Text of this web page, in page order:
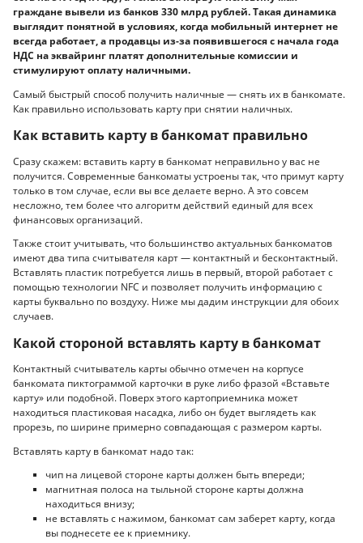
граждане вывели из банков 330 млрд рублей. Такая динамика
выглядит понятной в условиях, когда мобильный интернет не
всегда работает, а продавцы из-за появившегося с начала года
НДС на эквайринг платят дополнительные комиссии и
стимулируют оплату наличными.
Самый быстрый способ получить наличные — снять их в банкомате.
Как правильно использовать карту при снятии наличных.
Как вставить карту в банкомат правильно
Сразу скажем: вставить карту в банкомат неправильно у вас не
получится. Современные банкоматы устроены так, что примут карту
только в том случае, если вы все делаете верно. А это совсем
несложно, тем более что алгоритм действий единый для всех
финансовых организаций.
Также стоит учитывать, что большинство актуальных банкоматов
имеют два типа считывателя карт — контактный и бесконтактный.
Вставлять пластик потребуется лишь в первый, второй работает с
помощью технологии NFC и позволяет получить информацию с
карты буквально по воздуху. Ниже мы дадим инструкции для обоих
случаев.
Какой стороной вставлять карту в банкомат
Контактный считыватель карты обычно отмечен на корпусе
банкомата пиктограммой карточки в руке либо фразой «Вставьте
карту» или подобной. Поверх этого картоприемника может
находиться пластиковая насадка, либо он будет выглядеть как
прорезь, по ширине примерно совпадающая с размером карты.
Вставлять карту в банкомат надо так:
чип на лицевой стороне карты должен быть впереди;
магнитная полоса на тыльной стороне карты должна
находиться внизу;
не вставлять с нажимом, банкомат сам заберет карту, когда
вы поднесете ее к приемнику.